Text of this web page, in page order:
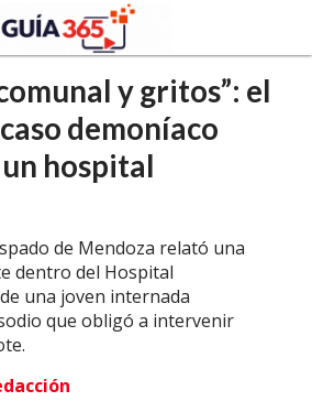
y gritos”: el
demoníaco
hospital
de Mendoza relató una
dentro del Hospital
una joven internada
que obligó a intervenir